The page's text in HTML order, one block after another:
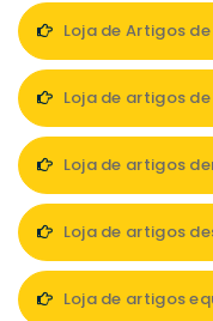
Loja de Artigos
Loja de artigos
Loja de artigos
Loja de artigos
Loja de artigos